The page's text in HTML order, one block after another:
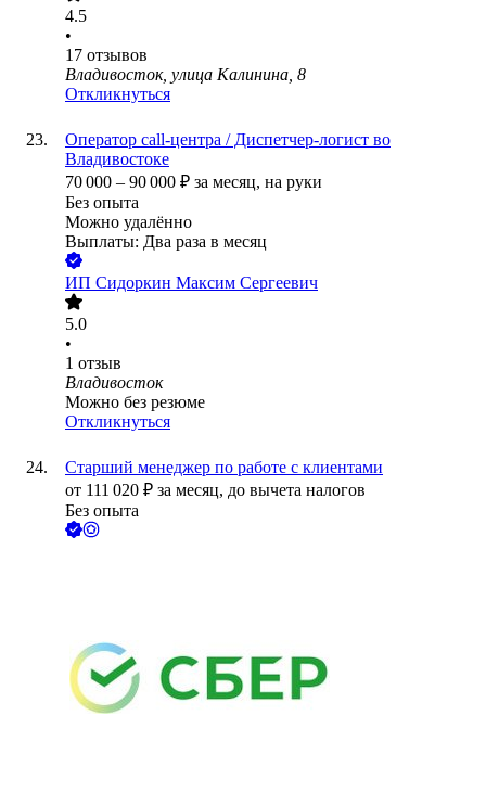
4.5
•
17 отзывов
Владивосток, улица Калинина, 8
Откликнуться
Оператор call-центра / Диспетчер-логист во
Владивостоке
70 000 – 90 000 ₽ за месяц, на руки
Без опыта
Можно удалённо
Выплаты: Два раза в месяц
ИП Сидоркин Максим Сергеевич
5.0
•
1 отзыв
Владивосток
Можно без резюме
Откликнуться
Старший менеджер по работе с клиентами
от 111 020 ₽ за месяц, до вычета налогов
Без опыта